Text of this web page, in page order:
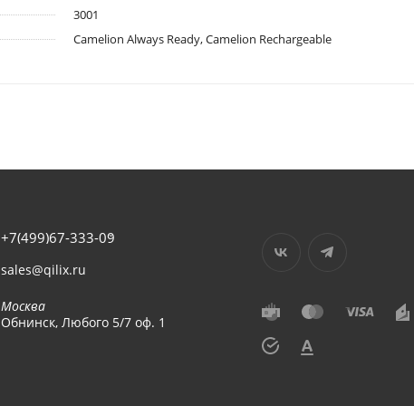
3001
Camelion Always Ready, Camelion Rechargeable
+7(499)67-333-09
sales@qilix.ru
Москва
Обнинск, Любого 5/7 оф. 1